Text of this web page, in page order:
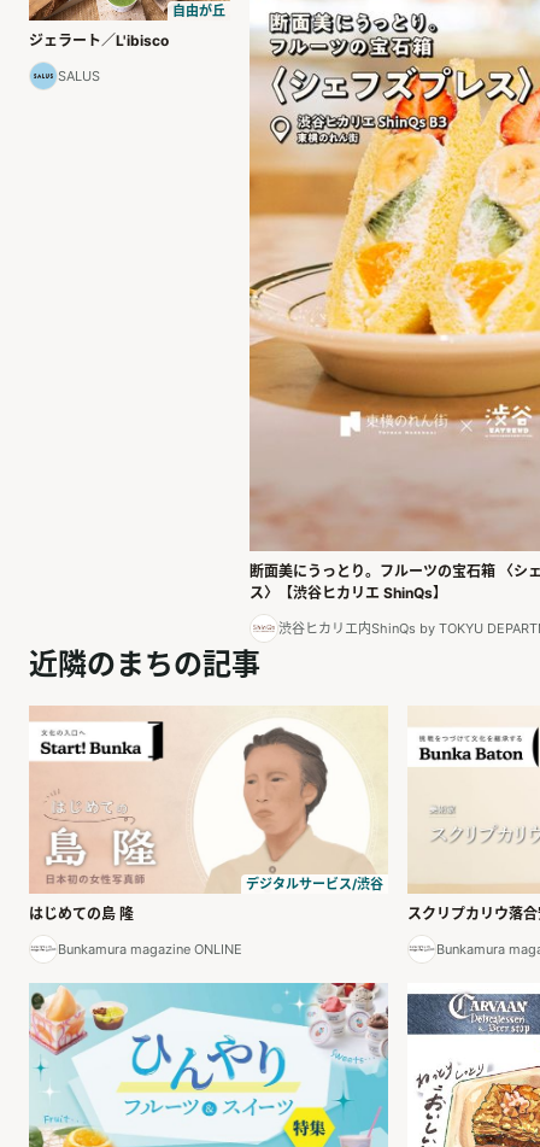
自由が丘
ジェラート／L'ibisco
SALUS
断面美にうっとり。フルーツの宝石箱 〈シ
ス〉【渋谷ヒカリエ ShinQs】
渋谷ヒカリエ内ShinQs by TOKYU
近隣のまちの記事
デジタルサービス/渋谷
はじめての島 隆
Bunkamura magazine ONLINE
スクリプカリウ落
Bunkamura